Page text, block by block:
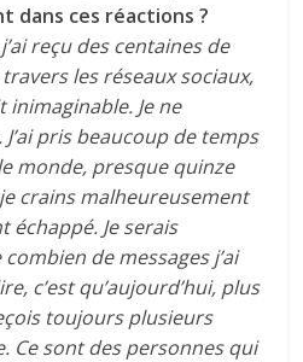
dans ces réactions ?
reçu des centaines de
les réseaux sociaux,
inimaginable. Je ne
pris beaucoup de temps
monde, presque quinze
crains malheureusement
échappé. Je serais
de messages j’ai
c’est qu’aujourd’hui, plus
toujours plusieurs
Ce sont des personnes qui